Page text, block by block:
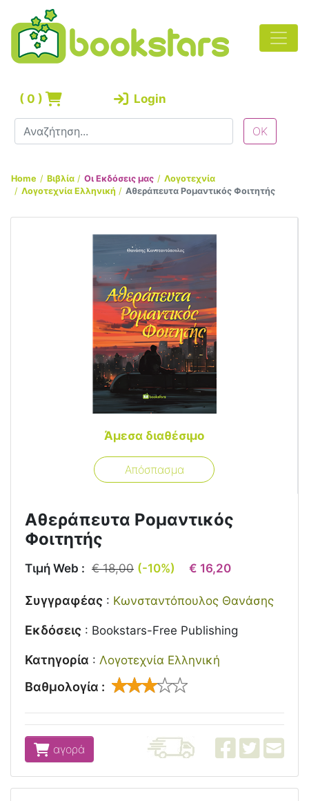
( 0 ) Login
Home Βιβλία Οι Εκδόσεις μας
Λογοτεχνία
Λογοτεχνία Ελληνική
Αθεράπευτα Ρομαντικός Φοιτητής
Άμεσα διαθέσιμο
Απόσπασμα
Αθεράπευτα Ρομαντικός
Φοιτητής
Τιμή Web : € 18,00 (-10%) € 16,20
Συγγραφέας : Κωνσταντόπουλος Θανάσης
Εκδόσεις : Bookstars-Free Publishing
Κατηγορία : Λογοτεχνία Ελληνική
Βαθμολογία :
αγορά